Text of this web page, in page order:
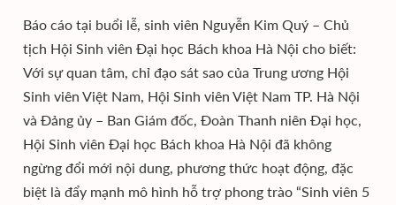
Báo cáo tại buổi lễ, sinh viên Nguyễn Kim Quý – Chủ
tịch Hội Sinh viên Đại học Bách khoa Hà Nội cho biết:
Với sự quan tâm, chỉ đạo sát sao của Trung ương Hội
Sinh viên Việt Nam, Hội Sinh viên Việt Nam TP. Hà Nội
và Đảng ủy – Ban Giám đốc, Đoàn Thanh niên Đại học,
Hội Sinh viên Đại học Bách khoa Hà Nội đã không
ngừng đổi mới nội dung, phương thức hoạt động, đặc
biệt là đẩy mạnh mô hình hỗ trợ phong trào “Sinh viên 5